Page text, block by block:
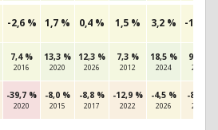
-2,6 % 1,7 % 0,4 % 1,5 % 3,2 % -1,0 %
7,4 %
2016
13,3 %
2020
12,3 %
2026
7,3 %
2012
18,5 %
2024
9,8 %
2025
-39,7 %
2020
-8,0 %
2015
-8,8 %
2017
-12,9 %
2022
-4,5 %
2026
-8,6 %
2013